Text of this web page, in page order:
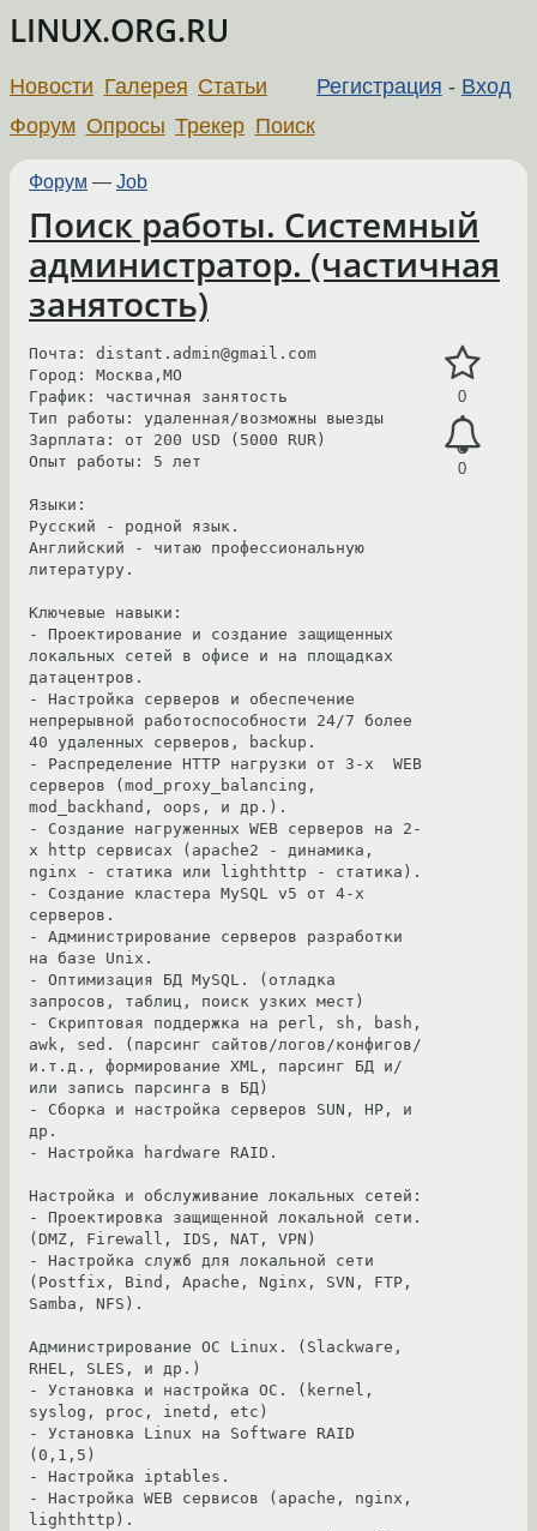
LINUX.ORG.RU
Регистрация - Вход
Новости Галерея Статьи
Форум Опросы Трекер Поиск
Форум — Job
Поиск работы. Системный
администратор. (частичная
занятость)
0
0
Почта: distant.admin@gmail.com
Город: Москва,МО
График: частичная занятость
Тип работы: удаленная/возможны выезды
Зарплата: от 200 USD (5000 RUR)
Опыт работы: 5 лет
Языки:
Русский - родной язык.
Английский - читаю профессиональную
литературу.
Ключевые навыки:
- Проектирование и создание защищенных
локальных сетей в офисе и на площадках
датацентров.
- Настройка серверов и обеспечение
непрерывной работоспособности 24/7 более
40 удаленных серверов, backup.
- Распределение HTTP нагрузки от 3-х  WEB
серверов (mod_proxy_balancing,
mod_backhand, oops, и др.).
- Создание нагруженных WEB серверов на 2-
х http сервисах (apache2 - динамика,
nginx - статика или lighthttp - статика).
- Создание кластера MySQL v5 от 4-х
серверов.
- Администрирование серверов разработки
на базе Unix.
- Оптимизация БД MySQL. (отладка
запросов, таблиц, поиск узких мест)
- Скриптовая поддержка на perl, sh, bash,
awk, sed. (парсинг сайтов/логов/конфигов/
и.т.д., формирование XML, парсинг БД и/
или запись парсинга в БД)
- Сборка и настройка серверов SUN, HP, и
др.
- Настройка hardware RAID.
Настройка и обслуживание локальных сетей:
- Проектировка защищенной локальной сети.
(DMZ, Firewall, IDS, NAT, VPN)
- Настройка служб для локальной сети
(Postfix, Bind, Apache, Nginx, SVN, FTP,
Samba, NFS).
Администрирование ОС Linux. (Slackware,
RHEL, SLES, и др.)
- Установка и настройка ОС. (kernel,
syslog, proc, inetd, etc)
- Установка Linux на Software RAID
(0,1,5)
- Настройка iptables.
- Настройка WEB сервисов (apache, nginx,
lighthttp).